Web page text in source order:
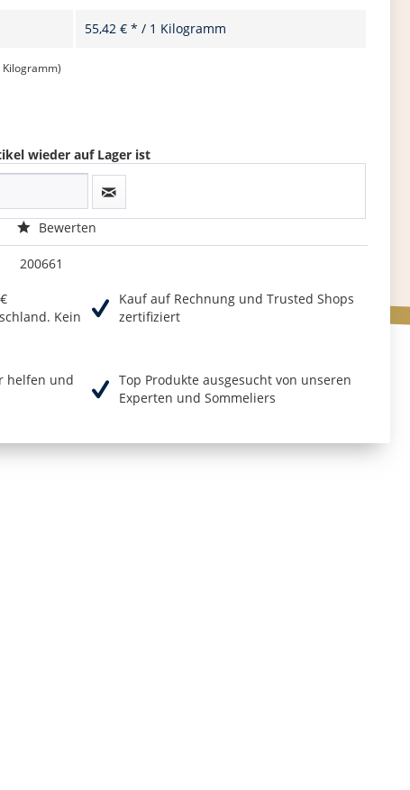
55,42 € * / 1 Kilogramm
wieder auf Lager ist
Bewerten
200661
Kein
Kauf auf Rechnung und Trusted Shops
zertifiziert
helfen und
Top Produkte ausgesucht von unseren
Experten und Sommeliers